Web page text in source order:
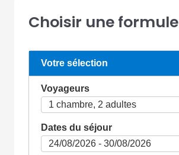
Choisir une formule
Votre sélection
Voyageurs
Dates du séjour